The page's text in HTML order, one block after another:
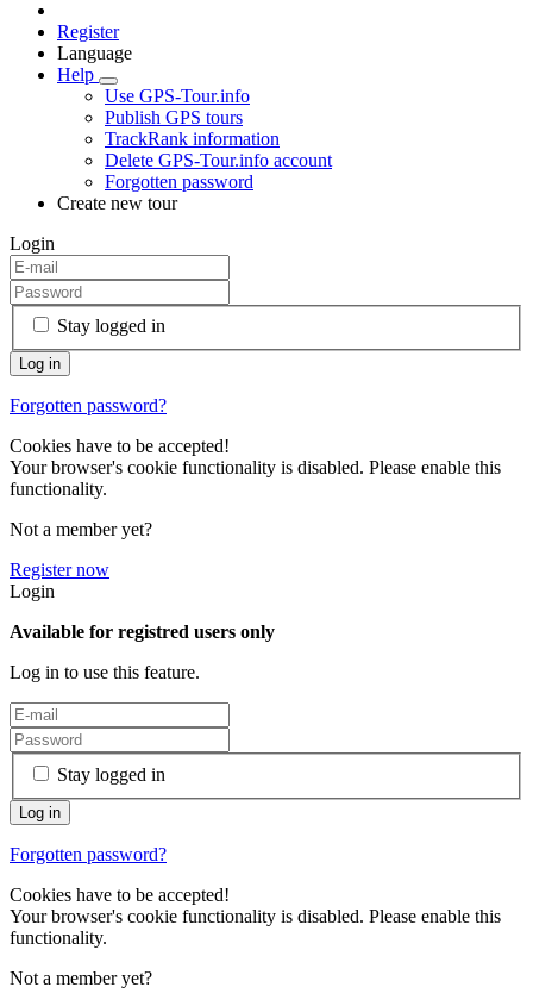
Register
Language
Help
Use GPS-Tour.info
Publish GPS tours
TrackRank information
Delete GPS-Tour.info account
Forgotten password
Create new tour
Login
Stay logged in
Forgotten password?
Cookies have to be accepted!
Your browser's cookie functionality is disabled. Please enable this
functionality.
Not a member yet?
Register now
Login
Available for registred users only
Log in to use this feature.
Stay logged in
Forgotten password?
Cookies have to be accepted!
Your browser's cookie functionality is disabled. Please enable this
functionality.
Not a member yet?